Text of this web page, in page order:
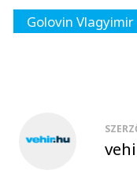
Golovin Vlagyimir